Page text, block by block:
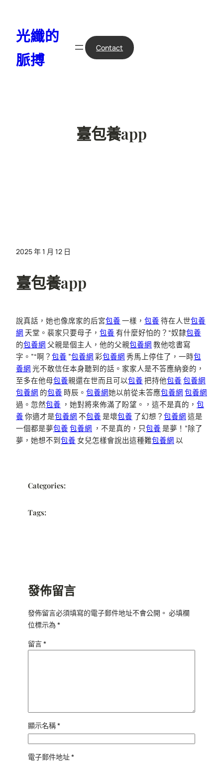
光纖的
脈搏
Contact
臺包養app
2025 年 1 月 12 日
臺包養app
說真話，她也像席家的后宮包養 一樣， 包養 待在人世包養
網 天堂。裴家只要母子， 包養 有什麼好怕的？“奴隸包養
的包養網 父親是個主人，他的父親包養網 教他唸書寫
字。”“啊？ 包養 ”包養網 彩包養網 秀馬上停住了，一時包
養網 光不敢信任本身聽到的話。家家人是不答應納妾的，
至多在他母包養親還在世而且可以包養 把持他包養 包養網
包養網 的包養 時辰。 包養網她以前從未答應包養網 包養網
過。忽然包養 ，她對將來佈滿了盼望。，這不是真的， 包
養 你適才是包養網 不包養 是壞包養 了幻想？ 包養網 這是
一個都是夢包養 包養網 ，不是真的，只包養 是夢！”除了
夢，她想不到 包養 女兒怎樣會說出這種難包養網 以
Categories:
Tags:
發佈留言
發佈留言必須填寫的電子郵件地址不會公開。 必填欄
位標示為*
留言*
顯示名稱*
電子郵件地址*